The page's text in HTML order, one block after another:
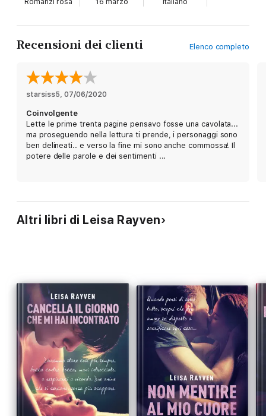
anima, e le foto che le accompagnano, pur non mostrando il
perduto, emanano una sensualità irresistibile. Incalzata dalla
febbrile ricerca di un bestseller che le assicuri una promozione
e risollevi le sorti della casa editrice, Asha decide di puntare
follower). E di certo non immagina chi si celi dietro l’intrigante
sconosciuto… Lavorare con lui, che firma il contratto solo a
condizione di averla come editor, non sarà facile: l’uomo – un
l’esatto contrario di ciò che Asha crede di volere in un uomo. E
come se non bastasse, l’attrazione che provano entrambi si fa
ogni giorno più difficile da ignorare...
Leisa Rayven
Newton Compton ha pubblicato Mister Romance e Professor
Romanzi rosa 16 marzo Italiano
Recensioni dei clienti Elenco completo
starsiss5, 07/06/2020
Coinvolgente
Lette le prime trenta pagine pensavo fosse una cavolata...
ma proseguendo nella lettura ti prende, i personaggi sono
ben delineati.. e verso la fine mi sono anche commossa! Il
potere delle parole e dei sentimenti ...
Altri libri di Leisa Rayven